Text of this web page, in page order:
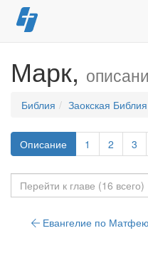
Перейти
к
Марк,
Библия Заокская Библия
Описание 1 2 3
Евангелие по Матфею